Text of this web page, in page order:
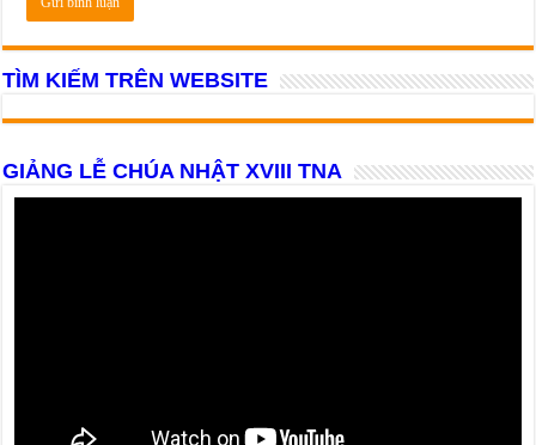
TÌM KIẾM TRÊN WEBSITE
GIẢNG LỄ CHÚA NHẬT XVIII TNA